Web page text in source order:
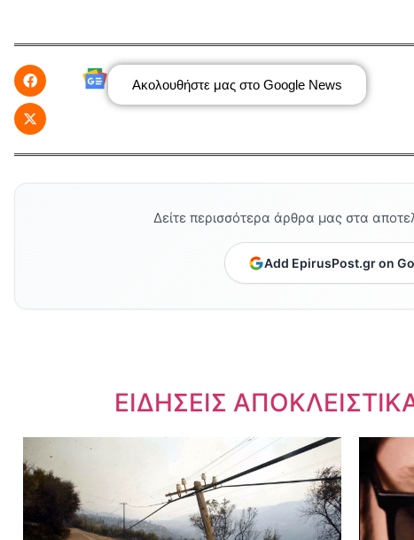
Ακολουθήστε μας στο Google News
Δείτε περισσότερα άρθρα μας στα
Add EpirusPost.gr on
ΕΙΔΗΣΕΙΣ
Dnews.gr